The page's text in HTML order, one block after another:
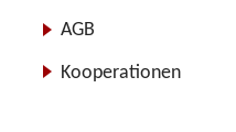
AGB
Kooperationen